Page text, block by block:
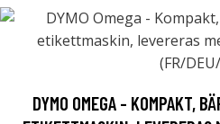
DYMO OMEGA - KOMPAKT,